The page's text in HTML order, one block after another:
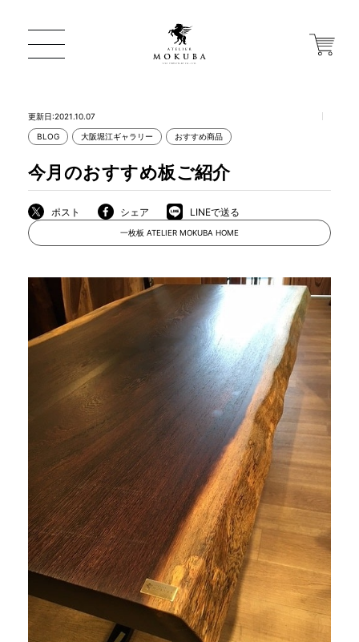
店舗から探す
MOKUBA について
商品情報
直営店
イベント
WEBカタログ
全商品一覧
更新日:2021.10.07
BLOG 大阪堀江ギャラリー おすすめ商品
今月のおすすめ板ご紹介
ポスト シェア LINEで送る
一枚板 ATELIER MOKUBA HOME